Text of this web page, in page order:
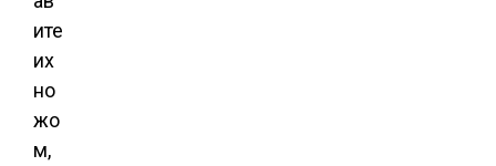
ите
их
но
жо
м,